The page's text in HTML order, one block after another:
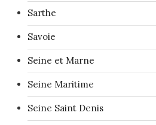
Sarthe
Savoie
Seine et Marne
Seine Maritime
Seine Saint Denis